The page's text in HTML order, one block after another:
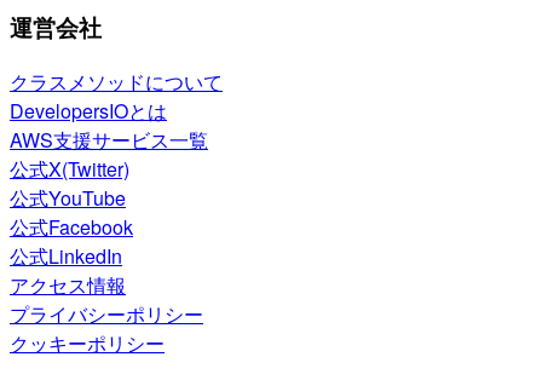
運営会社
クラスメソッドについて
DevelopersIOとは
AWS支援サービス一覧
公式X(Twitter)
公式YouTube
公式Facebook
公式LinkedIn
アクセス情報
プライバシーポリシー
クッキーポリシー